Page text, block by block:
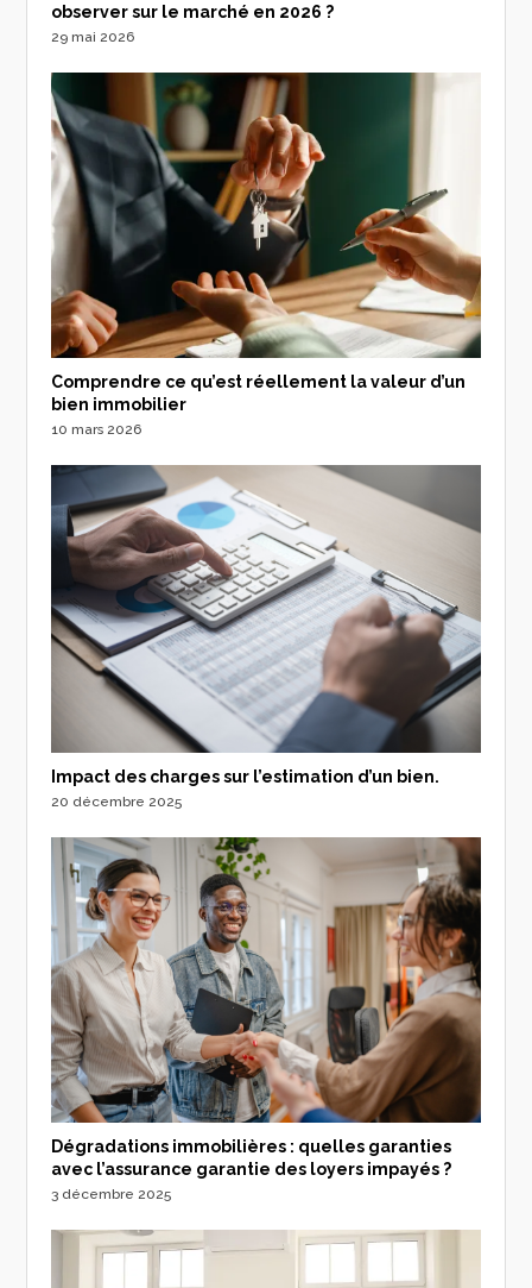
observer sur le marché en 2026 ?
29 mai 2026
Comprendre ce qu’est réellement la valeur d’un
bien immobilier
10 mars 2026
Impact des charges sur l’estimation d’un bien.
20 décembre 2025
Dégradations immobilières : quelles garanties
avec l’assurance garantie des loyers impayés ?
3 décembre 2025